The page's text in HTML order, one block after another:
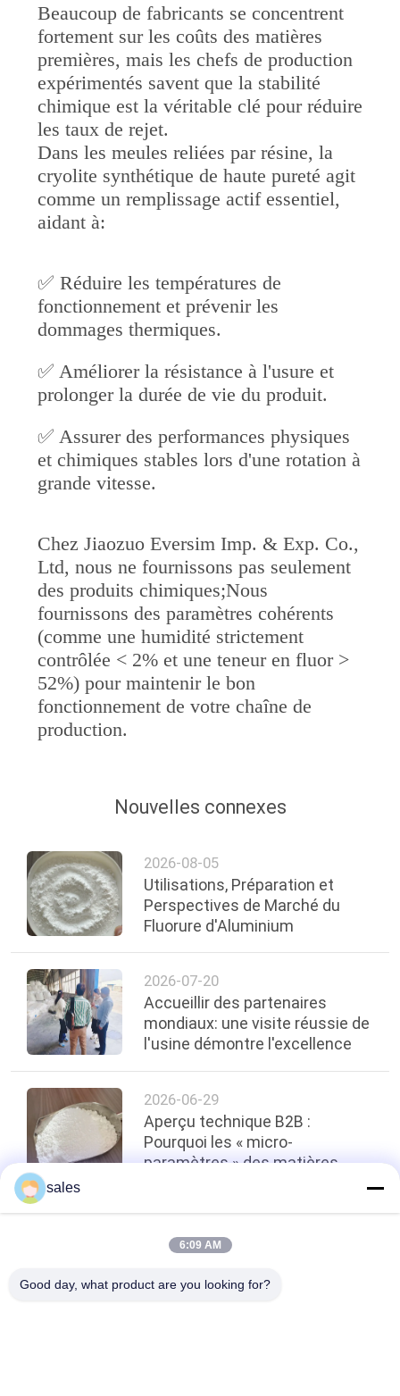
QUALITÉ
NOUS
CONTACTER
NOUVELLES
LES
AFFAIRES
DEMANDEZ
UN DEVIS
PLAN
POLITIQUE
CONFIDENTIALITÉ
Beaucoup de fabricants se concentrent
fortement sur les coûts des matières
premières, mais les chefs de production
expérimentés savent que la stabilité
chimique est la véritable clé pour réduire
les taux de rejet.
Dans les meules reliées par résine, la
cryolite synthétique de haute pureté agit
comme un remplissage actif essentiel,
aidant à:
✅ Réduire les températures de
fonctionnement et prévenir les
dommages thermiques.
✅ Améliorer la résistance à l'usure et
prolonger la durée de vie du produit.
✅ Assurer des performances physiques
et chimiques stables lors d'une rotation à
grande vitesse.
Chez Jiaozuo Eversim Imp. & Exp. Co.,
Ltd, nous ne fournissons pas seulement
des produits chimiques;Nous
fournissons des paramètres cohérents
(comme une humidité strictement
contrôlée < 2% et une teneur en fluor >
52%) pour maintenir le bon
fonctionnement de votre chaîne de
production.
Nouvelles connexes
2026-08-05
Utilisations, Préparation et
Perspectives de Marché du
Fluorure d'Aluminium
2026-07-20
Accueillir des partenaires
mondiaux: une visite réussie de
l'usine démontre l'excellence
2026-06-29
Aperçu technique B2B :
Pourquoi les « micro-
paramètres » des matières
premières dictent la conformité
top
sales
6:09 AM
Good day, what product are you looking for?